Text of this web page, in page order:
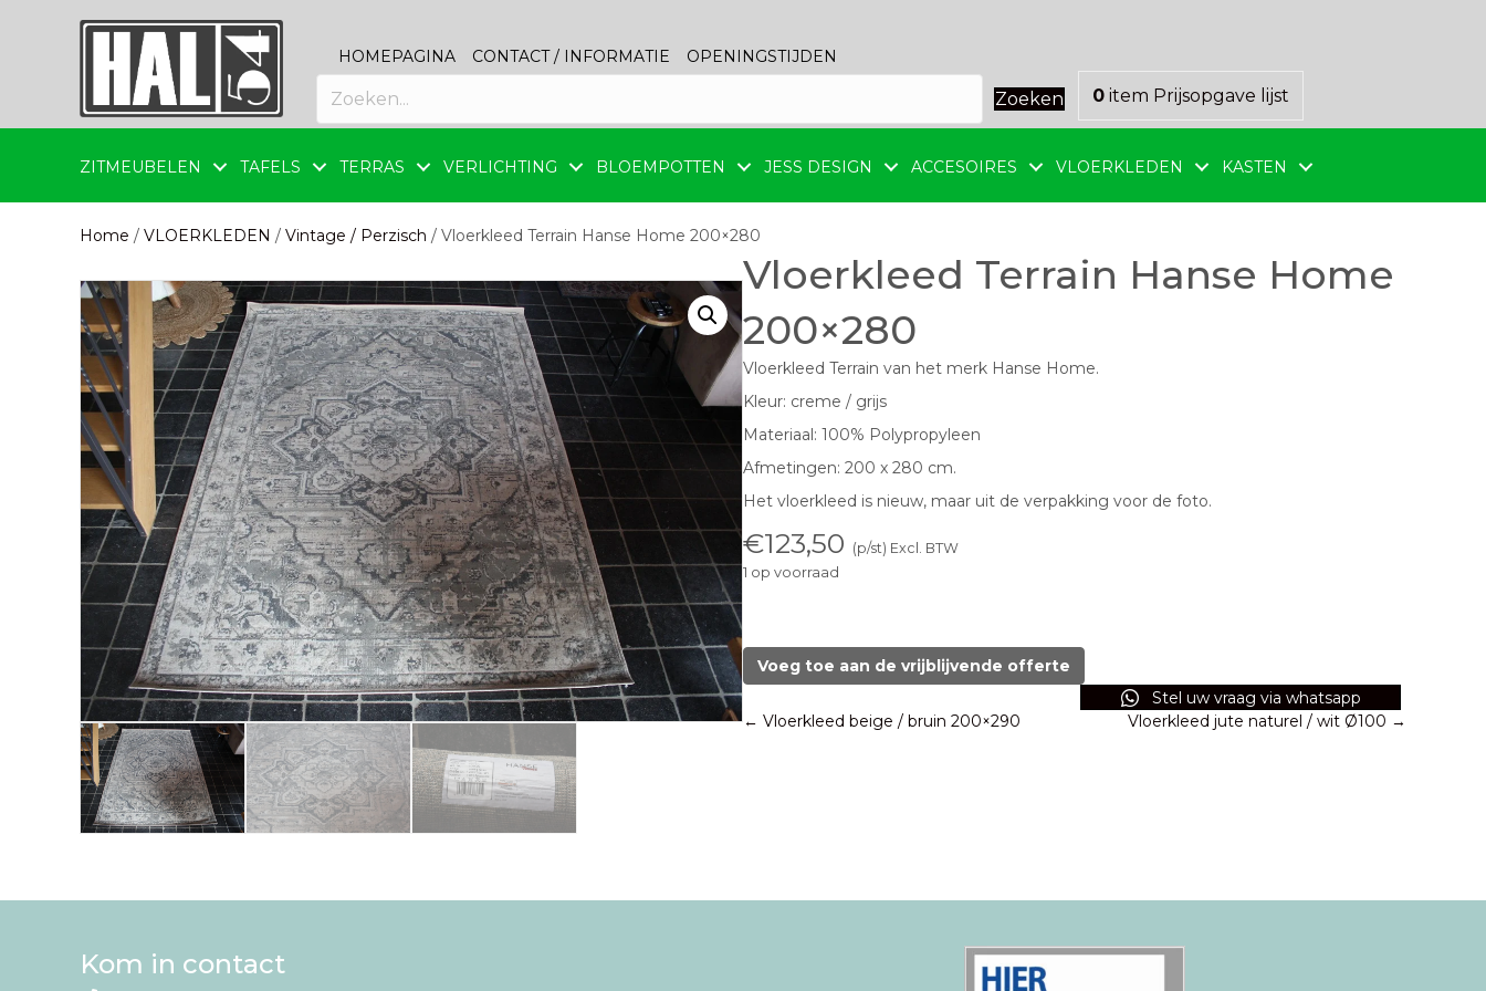
HOMEPAGINA CONTACT / INFORMATIE OPENINGSTIJDEN
Zoeken 0 item Prijsopgave lijst
ZITMEUBELEN TAFELS TERRAS VERLICHTING BLOEMPOTTEN JESS DESIGN ACCESOIRES VLOERKLEDEN KASTEN
Home / VLOERKLEDEN / Vintage / Perzisch / Vloerkleed Terrain Hanse Home 200×280
Vloerkleed Terrain Hanse Home
200×280
Vloerkleed Terrain van het merk Hanse Home.
Kleur: creme / grijs
Materiaal: 100% Polypropyleen
Afmetingen: 200 x 280 cm.
Het vloerkleed is nieuw, maar uit de verpakking voor de foto.
€123,50 (p/st) Excl. BTW
1 op voorraad
Hanse
Home
aantal
Voeg toe aan de vrijblijvende offerte
Stel uw vraag via whatsapp
Posts
← Vloerkleed beige / bruin 200×290 Vloerkleed jute naturel / wit Ø100 →
Kom in contact